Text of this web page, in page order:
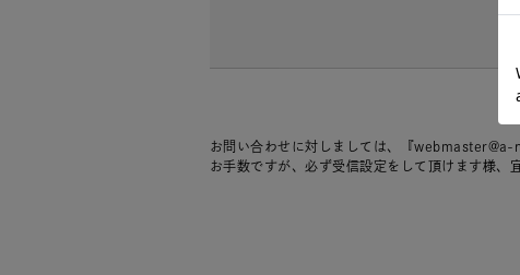
お問い合わせに対しましては、『
お手数ですが、必ず受信設定をして頂けます様、